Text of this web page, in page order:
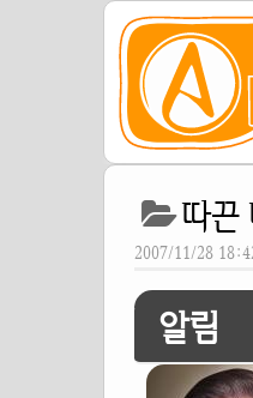
따끈
2007/11/28
알림